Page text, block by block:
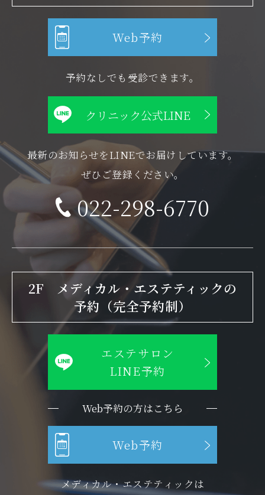
Web予約
予約なしでも受診できます。
クリニック公式LINE
最新のお知らせをLINEでお届けしています。
ぜひご登録ください。
022-298-6770
2F メディカル・エステティックの
予約（完全予約制）
エステサロン
LINE予約
Web予約の方はこちら
Web予約
メディカル・エステティックは